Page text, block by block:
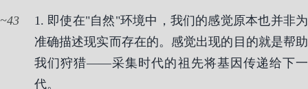
43
1. 即使在"自然"环境中，我们的感觉原本也并非为
准确描述现实而存在的。感觉出现的目的就是帮助
我们狩猎——采集时代的祖先将基因传递给下一
代。